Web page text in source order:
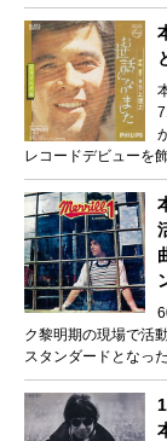
レコードデビューを
ク黎明期の現場で活
スタンダードとなっ